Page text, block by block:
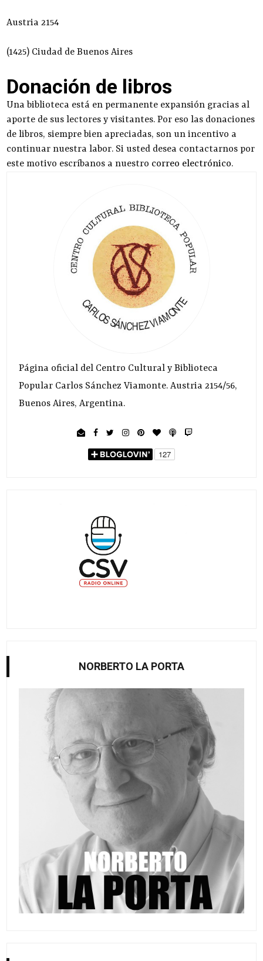
Austria 2154
(1425) Ciudad de Buenos Aires
Donación de libros
Una biblioteca está en permanente expansión gracias al
aporte de sus lectores y visitantes. Por eso las donaciones
de libros, siempre bien apreciadas, son un incentivo a
continuar nuestra labor. Si usted desea contactarnos por
este motivo escríbanos a nuestro correo electrónico.
Página oficial del Centro Cultural y Biblioteca
Popular Carlos Sánchez Viamonte. Austria 2154/56,
Buenos Aires, Argentina.
NORBERTO LA PORTA